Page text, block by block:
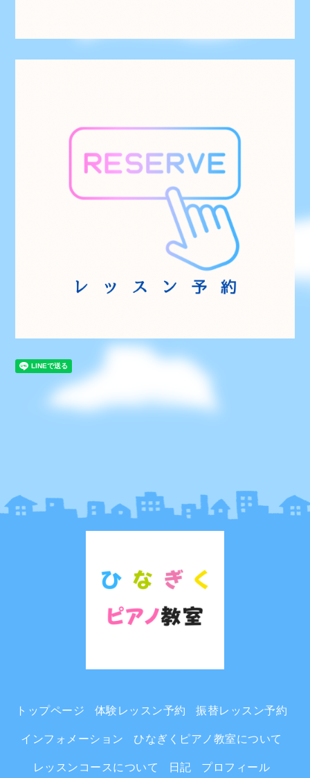
トップページ 体験レッスン予約 振替レッスン予約
インフォメーション ひなぎくピアノ教室について
レッスンコースについて 日記 プロフィール